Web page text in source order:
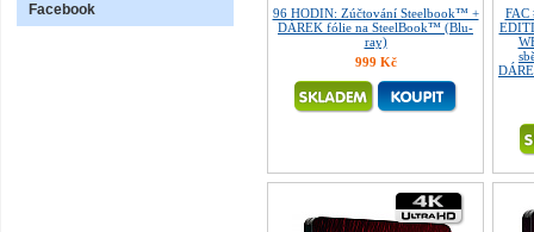
Facebook
96 HODIN: Zúčtování Steelbook™ +
DÁREK fólie na SteelBook™ (Blu-
ray)
999 Kč
FAC